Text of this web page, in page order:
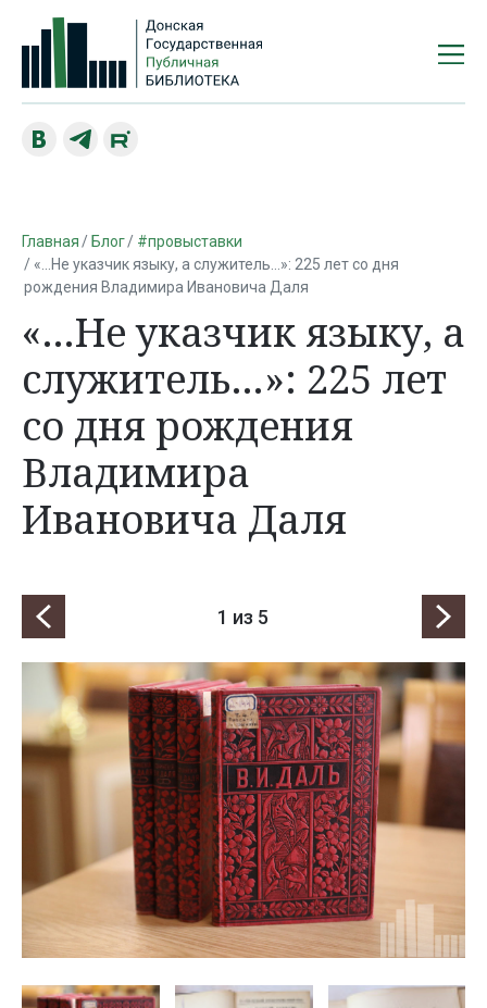
Главная Блог
#провыставки
«…Не указчик языку, а служитель…»: 225 лет со дня
рождения Владимира Ивановича Даля
«…Не указчик языку, а
служитель…»: 225 лет
со дня рождения
Владимира
Ивановича Даля
1 из 5